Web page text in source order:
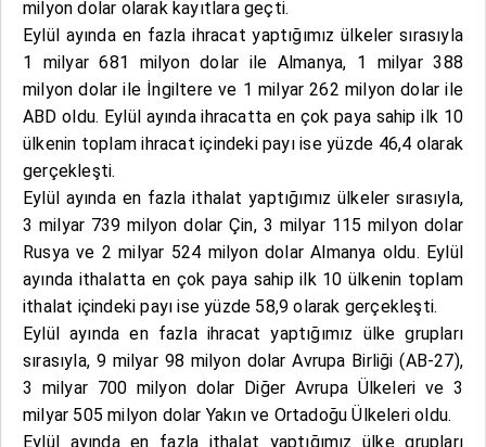
milyon dolar olarak kayıtlara geçti.
Eylül ayında en fazla ihracat yaptığımız ülkeler sırasıyla
1 milyar 681 milyon dolar ile Almanya, 1 milyar 388
milyon dolar ile İngiltere ve 1 milyar 262 milyon dolar ile
ABD oldu. Eylül ayında ihracatta en çok paya sahip ilk 10
ülkenin toplam ihracat içindeki payı ise yüzde 46,4 olarak
gerçekleşti.
Eylül ayında en fazla ithalat yaptığımız ülkeler sırasıyla,
3 milyar 739 milyon dolar Çin, 3 milyar 115 milyon dolar
Rusya ve 2 milyar 524 milyon dolar Almanya oldu. Eylül
ayında ithalatta en çok paya sahip ilk 10 ülkenin toplam
ithalat içindeki payı ise yüzde 58,9 olarak gerçekleşti.
Eylül ayında en fazla ihracat yaptığımız ülke grupları
sırasıyla, 9 milyar 98 milyon dolar Avrupa Birliği (AB-27),
3 milyar 700 milyon dolar Diğer Avrupa Ülkeleri ve 3
milyar 505 milyon dolar Yakın ve Ortadoğu Ülkeleri oldu.
Eylül ayında en fazla ithalat yaptığımız ülke grupları